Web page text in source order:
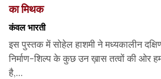
का मिथक
कंवल भारती
इस पुस्तक में सोहेल हाशमी ने मध्यकालीन
निर्माण-शिल्प के कुछ उन ख़ास तत्वों की ओर
है,...